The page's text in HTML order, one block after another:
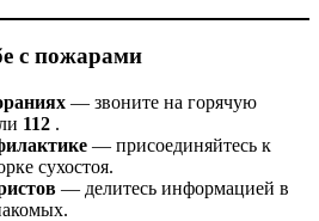
с пожарами
— звоните на горячую
112 .
— присоединяйтесь к
сухостоя.
— делитесь информацией в